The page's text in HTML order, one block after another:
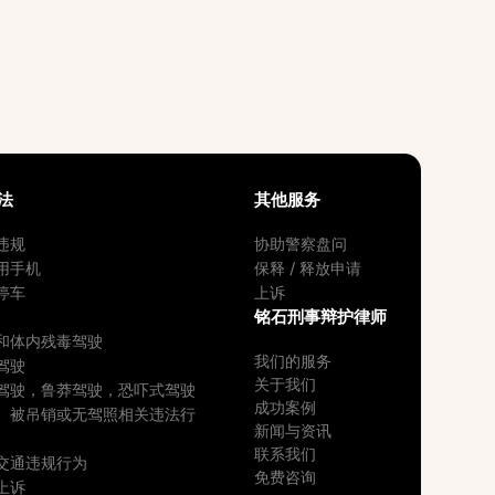
规
手机
车
体内残毒驾驶
驶
驶，鲁莽驾驶，恐吓式驾驶
被吊销或无驾照相关违法行
通违规行为
诉
其他服务
协助警察盘问
保释 / 释放申请
上诉
铭石刑事辩护律师
我们的服务
关于我们
成功案例
新闻与资讯
联系我们
免费咨询